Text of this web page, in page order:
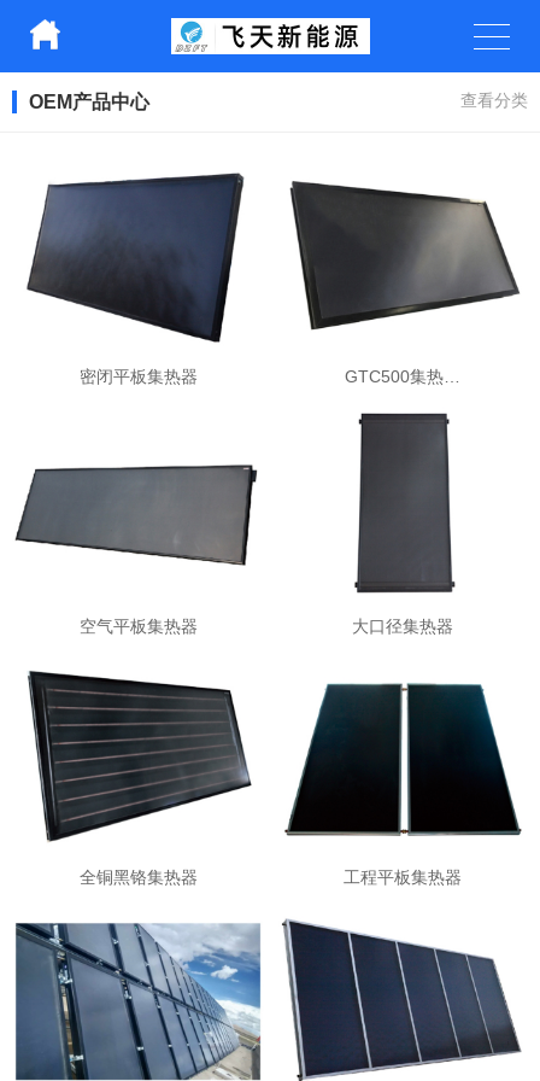
OEM产品中心 查看分类
密闭平板集热器 GTC500集热…
空气平板集热器 大口径集热器
全铜黑铬集热器 工程平板集热器